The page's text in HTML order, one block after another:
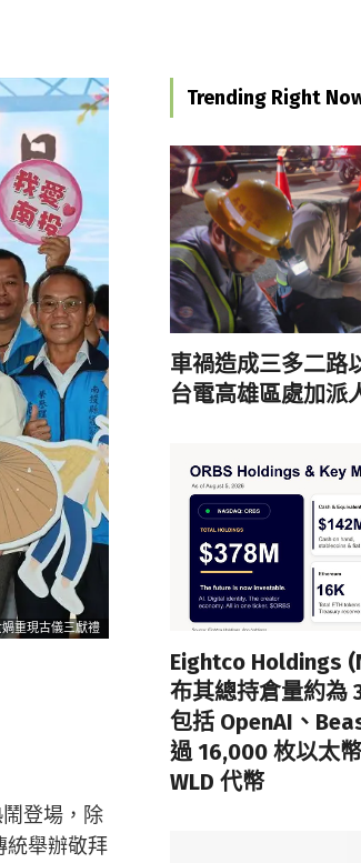
重現古儀三獻禮
登場，除
統舉辦敬拜
Trending Right
車禍造成三多二路
台電高雄區處加派
Eightco Holdings
布其總持倉量約為
包括 OpenAI、
過 16,000 枚以太
WLD 代幣